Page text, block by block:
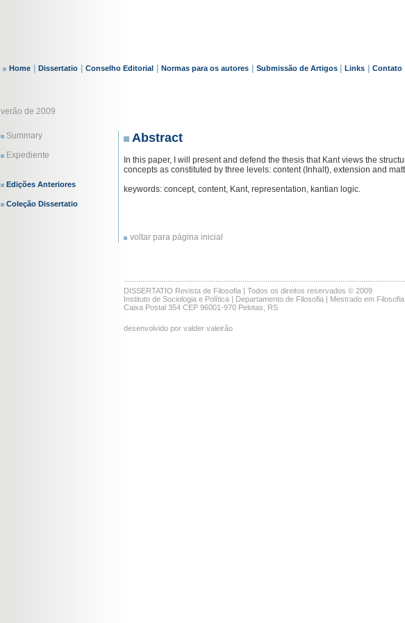
Home Dissertatio Conselho Editorial Normas para os autores Submissão de Artigos Links Contato
verão de 2009
Summary
Expediente
Edições Anteriores
Coleção Dissertatio
Abstract
In this paper, I will present and defend the thesis that Kant views the
concepts as constituted by three levels: content (Inhalt), extension and
keywords: concept, content, Kant, representation, kantian logic.
voltar para página inicial
DISSERTATIO Revista de Filosofia | Todos os direitos reservados © 2009
Instituto de Sociologia e Política | Departamento de Filosofia | Mestrado em Filosofia
Caixa Postal 354 CEP 96001-970 Pelotas, RS
desenvolvido por valder valeirão